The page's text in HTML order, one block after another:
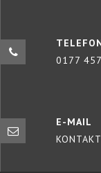
0177
E-MAIL